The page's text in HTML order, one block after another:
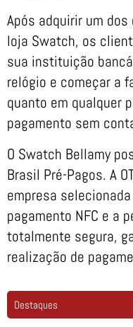
Após adquirir um
loja Swatch, os
sua instituição
relógio e começar a
quanto em qualquer
pagamento sem
O Swatch Bellamy
Brasil Pré-Pagos. A
empresa
pagamento NFC e a
totalmente segura,
realização de
Destaques